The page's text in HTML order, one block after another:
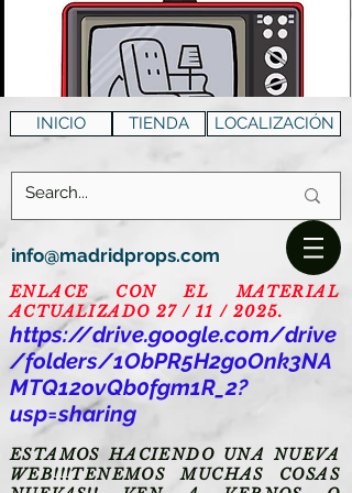
INICIO TIENDA LOCALIZACIÓN
info@madridprops.com
ENLACE CON EL MATERIAL
ACTUALIZADO 27 / 11 / 2025.
https://drive.google.com/drive
/folders/1ObPR5H2goOnk3NA
MTQ12ovQb0fgm1R_2?
usp=sharing
ESTAMOS HACIENDO UNA NUEVA
WEB!!!TENEMOS MUCHAS COSAS